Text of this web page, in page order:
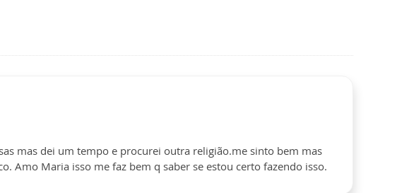
mas dei um tempo e procurei outra religião.me sinto bem mas
Amo Maria isso me faz bem q saber se estou certo fazendo isso.